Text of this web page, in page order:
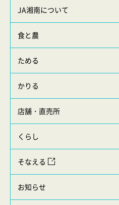
JA湘南について
食と農
ためる
かりる
店舗・直売所
くらし
そなえる
お知らせ